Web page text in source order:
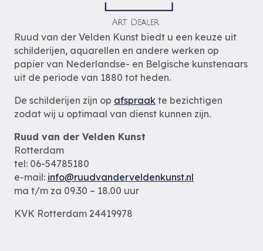
Ruud van der Velden Kunst biedt u een keuze uit
schilderijen, aquarellen en andere werken op
papier van Nederlandse- en Belgische kunstenaars
uit de periode van 1880 tot heden.
De schilderijen zijn op afspraak te bezichtigen
zodat wij u optimaal van dienst kunnen zijn.
Ruud van der Velden Kunst
Rotterdam
tel: 06-54785180
e-mail: info@ruudvanderveldenkunst.nl
ma t/m za 09.30 – 18.00 uur
KVK Rotterdam 24419978